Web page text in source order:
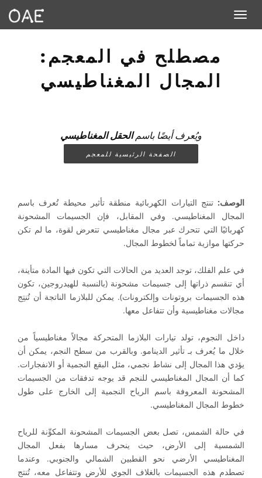
Toggle navigation
مصطلح في المعجم:
المجال المغناطيسي
ويُعرف أيضًا باسمالحقل المغناطيسي
الصفحة الرئيسية للمعجم
الوصف: تنتج التيارات الكهربائية منطقة تأثير محيطة تُعرف باسم
المجال المغناطيسي. وفي المقابل، فإن الجسيمات المشحونة
كهربائيًا التي تتحرك عبر مجال مغناطيسي تتعرض لقوة، ما لم تكن
حركتها موازية تماماً لخطوط المجال.
في علم الفلك، توجد العديد من الحالات التي تكون فيها المادة متأينة،
أي تنقسم ذراتها إلى جسيمات مشحونة (بالنسبة للهيدروجين، تكون
هذه الجسيمات بروتونات وإلكترونات). يمكن للبلازما الناتجة أن تُنتِج
مجالات مغناطيسية وأن تتفاعل معها.
داخل النجوم، تولد تيارات البلازما المتحركة مجالاً مغناطيسياً من
خلال ما يُعرف بـ تأثير الدينامو. وبالقرب من سطح النجم، يمكن أن
يؤدي هذا المجال إلى نشاط نجمي، مثل البقع النجمية أو الانفجارات.
كما أن المجال المغناطيسي للنجم قد يوجه تدفقات من الجسيمات
المشحونة المعروفة باسم الرياح النجمية إلى الخارج على طول
خطوط المجال المغناطيسي.
في حالة الشمس، تصل بعض الجسيمات المشحونة المكوِّنة للرياح
الشمسية إلى الأرض، حيث ينحرف مسارها بفعل المجال
المغناطيسي الأرضي نحو القطبين الشمالي والجنوبي. وعندما
تصطدم هذه الجسيمات بالغلاف الجوي للأرض وتتفاعل معه، تُنتج